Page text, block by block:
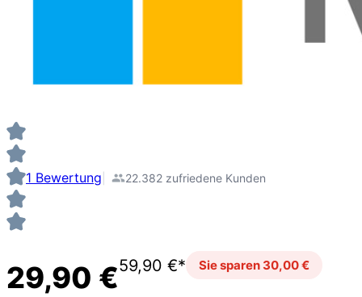
1 Bewertung 22.382 zufriedene Kunden
29,90 €59,90 €* Sie sparen 30,00 €